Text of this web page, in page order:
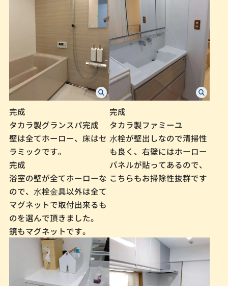
完成
タカラ製グランスパ完成
壁は全てホーロー、床はセ
ラミックです。
完成
浴室の壁が全てホーローな
ので、⽔栓⾦具以外は全て
マグネットで取付出来るも
のを選んで頂きました。
鏡もマグネットです。
完成
タカラ製ファミーユ
⽔栓が壁出しなので清掃性
も良く、右壁にはホーロー
パネルが貼ってあるので、
こちらもお掃除性抜群です